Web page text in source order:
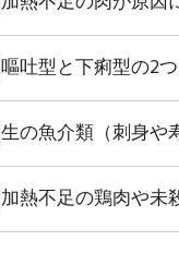
嘔吐型と下痢型の2
生の魚介類（刺身や
加熱不足の鶏肉や未